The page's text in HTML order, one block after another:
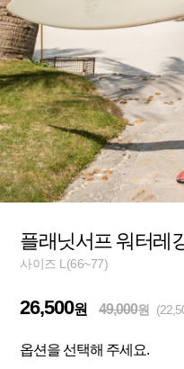
플래닛서프 워터레
사이즈 L(66~77)
26,500원 49,000원
옵션을 선택해 주세요.